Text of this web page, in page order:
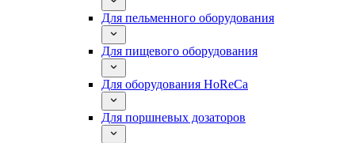
Для пельменного оборудования
Для пищевого оборудования
Для оборудования HoReCa
Для поршневых дозаторов